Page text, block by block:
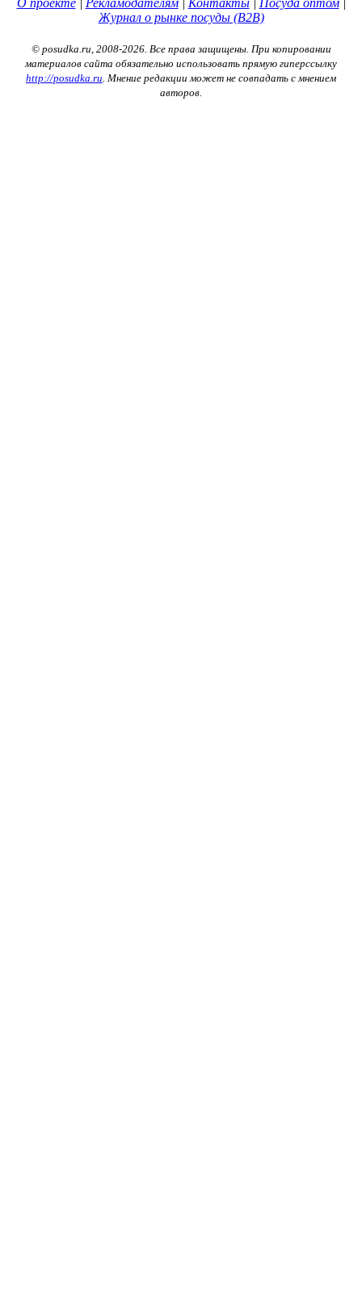
Журнал о рынке посуды (B2B)
© posudka.ru, 2008-2026. Все права защищены. При копировании
материалов сайта обязательно использовать прямую гиперссылку
http://posudka.ru . Мнение редакции может не совпадать с мнением
авторов.